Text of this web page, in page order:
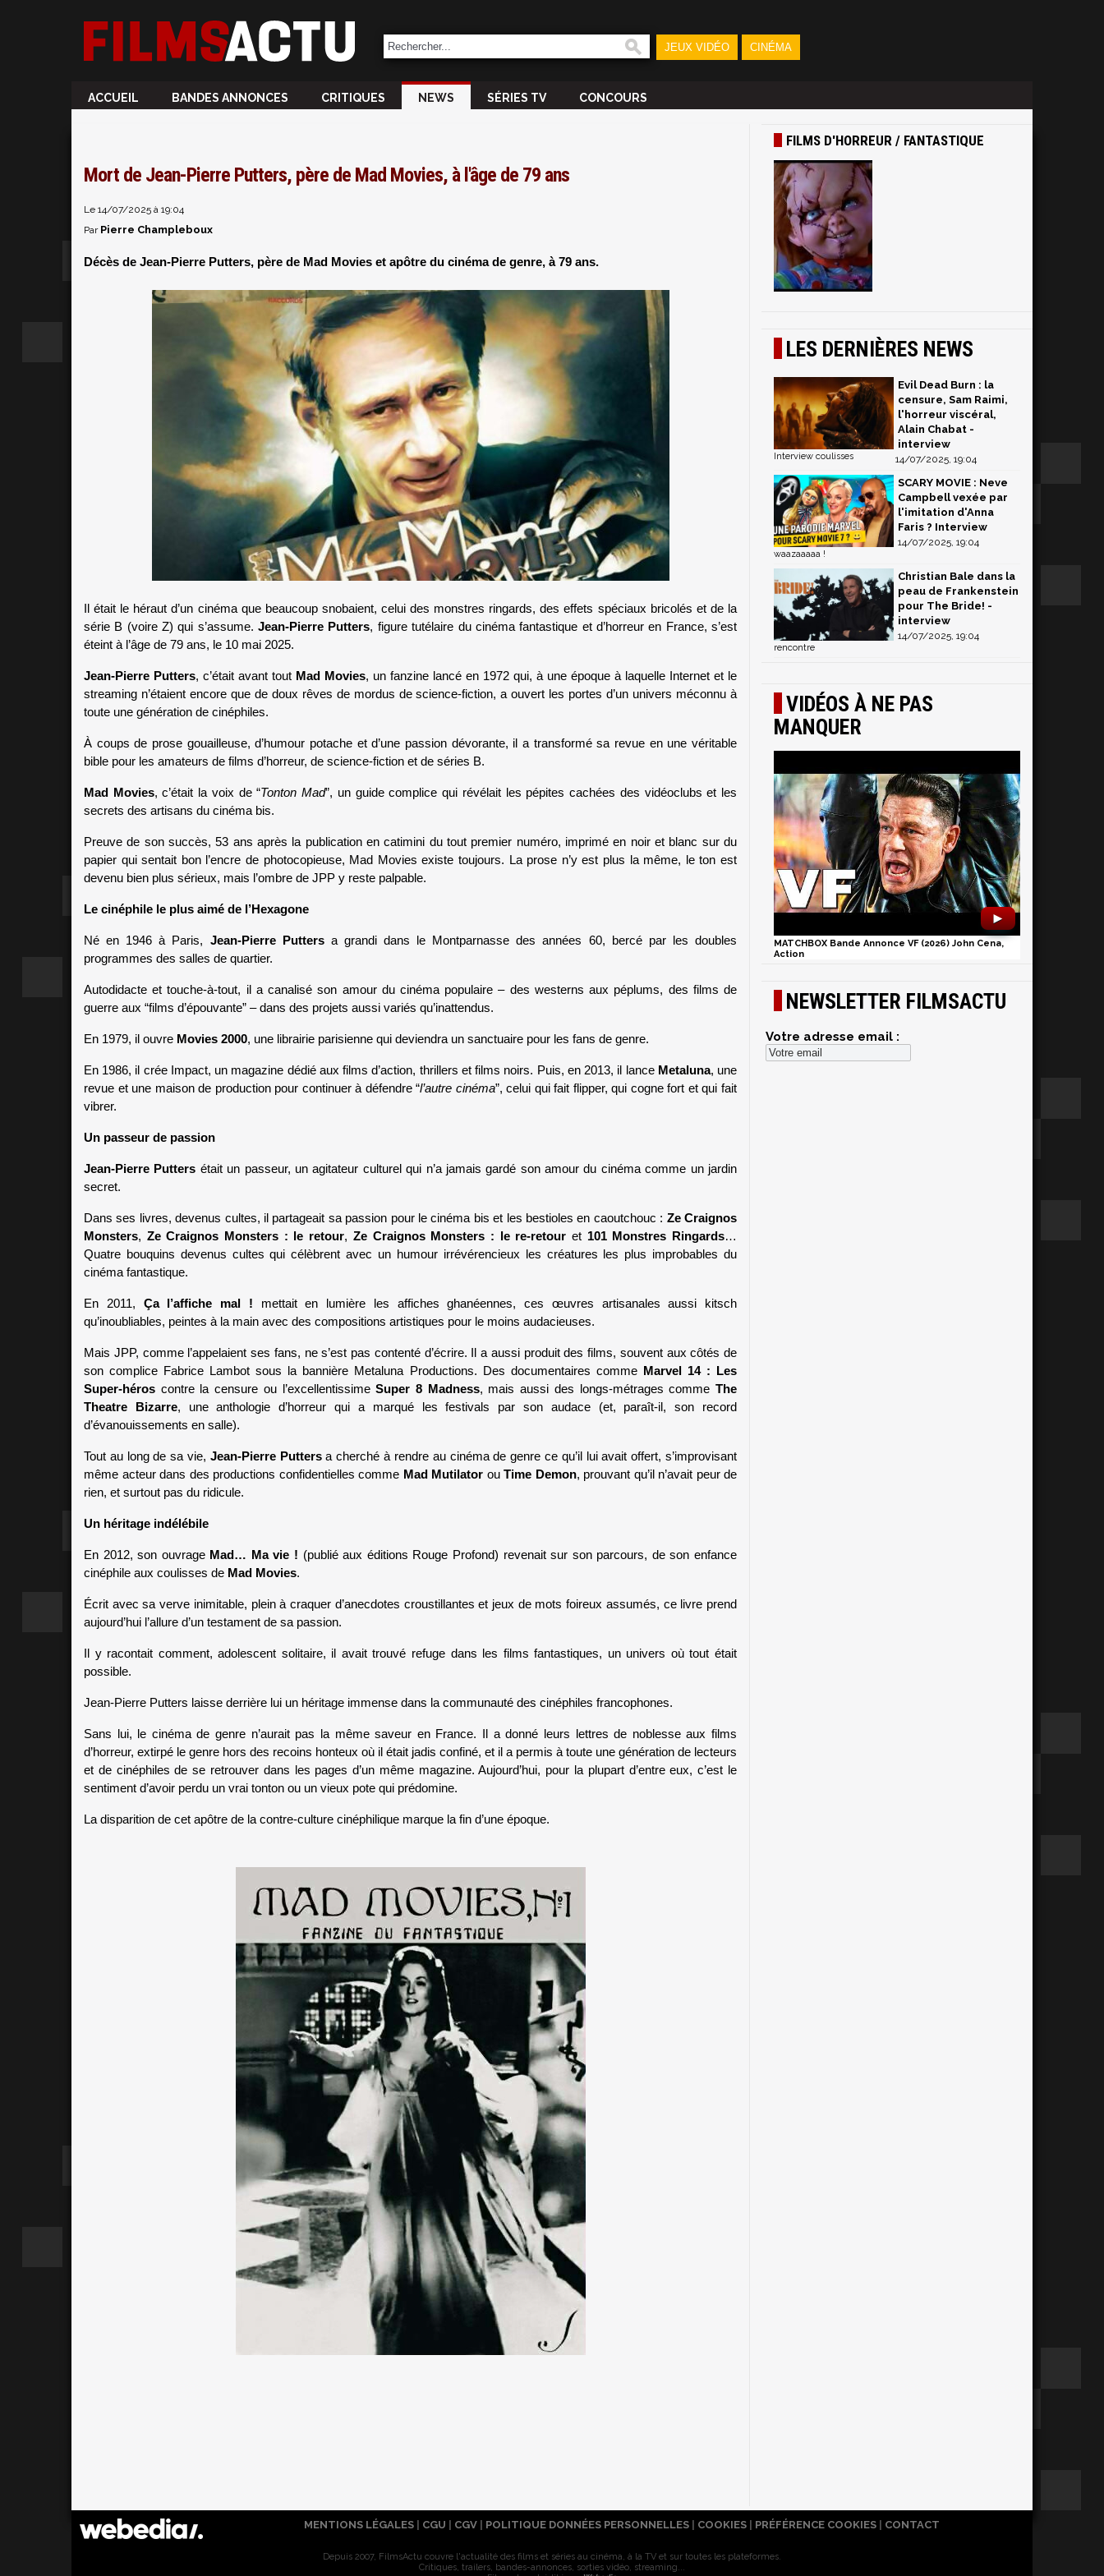
JEUX VIDÉO CINÉMA
ACCUEIL BANDES ANNONCES CRITIQUES NEWS SÉRIES TV CONCOURS
Mort de Jean-Pierre Putters, père de Mad Movies, à l'âge de 79 ans
Le 14/07/2025 à 19:04
Par Pierre Champleboux
Décès de Jean-Pierre Putters, père de Mad Movies et apôtre du cinéma de genre, à 79 ans.
Il était le héraut d’un cinéma que beaucoup snobaient, celui des monstres ringards, des effets spéciaux bricolés et de la
série B (voire Z) qui s’assume. Jean-Pierre Putters, figure tutélaire du cinéma fantastique et d’horreur en France, s’est
éteint à l’âge de 79 ans, le 10 mai 2025.
Jean-Pierre Putters, c’était avant tout Mad Movies, un fanzine lancé en 1972 qui, à une époque à laquelle Internet et le
streaming n’étaient encore que de doux rêves de mordus de science-fiction, a ouvert les portes d’un univers méconnu à
toute une génération de cinéphiles.
À coups de prose gouailleuse, d’humour potache et d’une passion dévorante, il a transformé sa revue en une véritable
bible pour les amateurs de films d’horreur, de science-fiction et de séries B.
Mad Movies, c’était la voix de “Tonton Mad”, un guide complice qui révélait les pépites cachées des vidéoclubs et les
secrets des artisans du cinéma bis.
Preuve de son succès, 53 ans après la publication en catimini du tout premier numéro, imprimé en noir et blanc sur du
papier qui sentait bon l’encre de photocopieuse, Mad Movies existe toujours. La prose n’y est plus la même, le ton est
devenu bien plus sérieux, mais l’ombre de JPP y reste palpable.
Le cinéphile le plus aimé de l’Hexagone
Né en 1946 à Paris, Jean-Pierre Putters a grandi dans le Montparnasse des années 60, bercé par les doubles
programmes des salles de quartier.
Autodidacte et touche-à-tout, il a canalisé son amour du cinéma populaire – des westerns aux péplums, des films de
guerre aux “films d’épouvante” – dans des projets aussi variés qu’inattendus.
En 1979, il ouvre Movies 2000, une librairie parisienne qui deviendra un sanctuaire pour les fans de genre.
En 1986, il crée Impact, un magazine dédié aux films d’action, thrillers et films noirs. Puis, en 2013, il lance Metaluna, une
revue et une maison de production pour continuer à défendre “l’autre cinéma”, celui qui fait flipper, qui cogne fort et qui fait
vibrer.
Un passeur de passion
Jean-Pierre Putters était un passeur, un agitateur culturel qui n’a jamais gardé son amour du cinéma comme un jardin
secret.
Dans ses livres, devenus cultes, il partageait sa passion pour le cinéma bis et les bestioles en caoutchouc : Ze Craignos
Monsters, Ze Craignos Monsters : le retour, Ze Craignos Monsters : le re-retour et 101 Monstres Ringards…
Quatre bouquins devenus cultes qui célèbrent avec un humour irrévérencieux les créatures les plus improbables du
cinéma fantastique.
En 2011, Ça l’affiche mal ! mettait en lumière les affiches ghanéennes, ces œuvres artisanales aussi kitsch
qu’inoubliables, peintes à la main avec des compositions artistiques pour le moins audacieuses.
Mais JPP, comme l’appelaient ses fans, ne s’est pas contenté d’écrire. Il a aussi produit des films, souvent aux côtés de
son complice Fabrice Lambot sous la bannière Metaluna Productions. Des documentaires comme Marvel 14 : Les
Super-héros contre la censure ou l’excellentissime Super 8 Madness, mais aussi des longs-métrages comme The
Theatre Bizarre, une anthologie d’horreur qui a marqué les festivals par son audace (et, paraît-il, son record
d’évanouissements en salle).
Tout au long de sa vie, Jean-Pierre Putters a cherché à rendre au cinéma de genre ce qu’il lui avait offert, s’improvisant
même acteur dans des productions confidentielles comme Mad Mutilator ou Time Demon, prouvant qu’il n’avait peur de
rien, et surtout pas du ridicule.
Un héritage indélébile
En 2012, son ouvrage Mad… Ma vie ! (publié aux éditions Rouge Profond) revenait sur son parcours, de son enfance
cinéphile aux coulisses de Mad Movies.
Écrit avec sa verve inimitable, plein à craquer d’anecdotes croustillantes et jeux de mots foireux assumés, ce livre prend
aujourd’hui l’allure d’un testament de sa passion.
Il y racontait comment, adolescent solitaire, il avait trouvé refuge dans les films fantastiques, un univers où tout était
possible.
Jean-Pierre Putters laisse derrière lui un héritage immense dans la communauté des cinéphiles francophones.
Sans lui, le cinéma de genre n’aurait pas la même saveur en France. Il a donné leurs lettres de noblesse aux films
d’horreur, extirpé le genre hors des recoins honteux où il était jadis confiné, et il a permis à toute une génération de lecteurs
et de cinéphiles de se retrouver dans les pages d’un même magazine. Aujourd’hui, pour la plupart d’entre eux, c’est le
sentiment d’avoir perdu un vrai tonton ou un vieux pote qui prédomine.
La disparition de cet apôtre de la contre-culture cinéphilique marque la fin d’une époque.
FILMS D'HORREUR / FANTASTIQUE
LES DERNIÈRES NEWS
Evil Dead Burn : la
censure, Sam Raimi,
l'horreur viscéral,
Alain Chabat -
interview
14/07/2025, 19:04
Interview coulisses
SCARY MOVIE : Neve
Campbell vexée par
l'imitation d'Anna
Faris ? Interview
14/07/2025, 19:04
waazaaaaa !
Christian Bale dans la
peau de Frankenstein
pour The Bride! -
interview
14/07/2025, 19:04
rencontre
VIDÉOS À NE PAS
MANQUER
►
MATCHBOX Bande Annonce VF (2026) John Cena,
Action
NEWSLETTER FILMSACTU
Votre adresse email :
MENTIONS LÉGALES CGU CGV POLITIQUE DONNÉES PERSONNELLES COOKIES PRÉFÉRENCE COOKIES CONTACT
Depuis 2007, FilmsActu couvre l'actualité des films et séries au cinéma, à la TV et sur toutes les plateformes.
Critiques, trailers, bandes-annonces, sorties vidéo, streaming...